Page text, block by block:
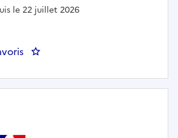
le 22 juillet 2026
: SGCD69 - Adjoint(e) au (à la)